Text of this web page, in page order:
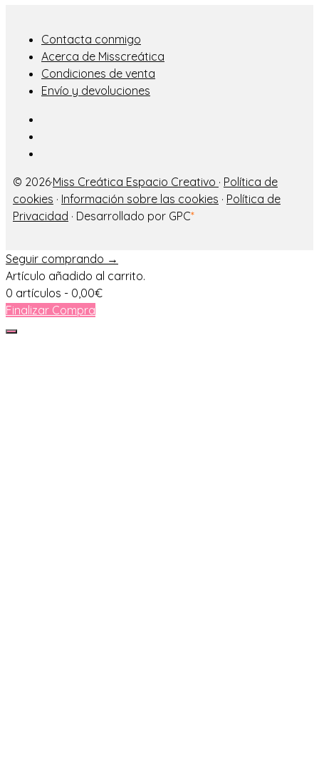
Contacta conmigo
Acerca de Misscreática
Condiciones de venta
Envío y devoluciones
© 2026·Miss Creática Espacio Creativo · Política de
cookies · Información sobre las cookies · Política de
Privacidad · Desarrollado por GPC*
Seguir comprando →
Artículo añadido al carrito.
0 artículos - 0,00€
Finalizar Compra
Cerrar